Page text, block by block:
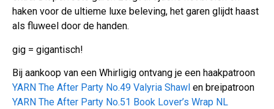
haken voor de ultieme luxe beleving, het garen glijdt haast
als fluweel door de handen.
gig = gigantisch!
Bij aankoop van een Whirligig ontvang je een haakpatroon
YARN The After Party No.49 Valyria Shawl en breipatroon
YARN The After Party No.51 Book Lover’s Wrap NL